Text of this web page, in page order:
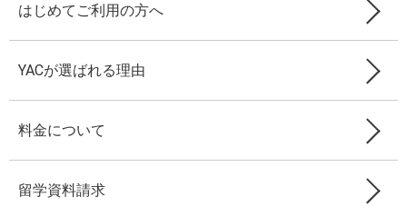
はじめてご利用の方へ
YACが選ばれる理由
料金について
留学資料請求